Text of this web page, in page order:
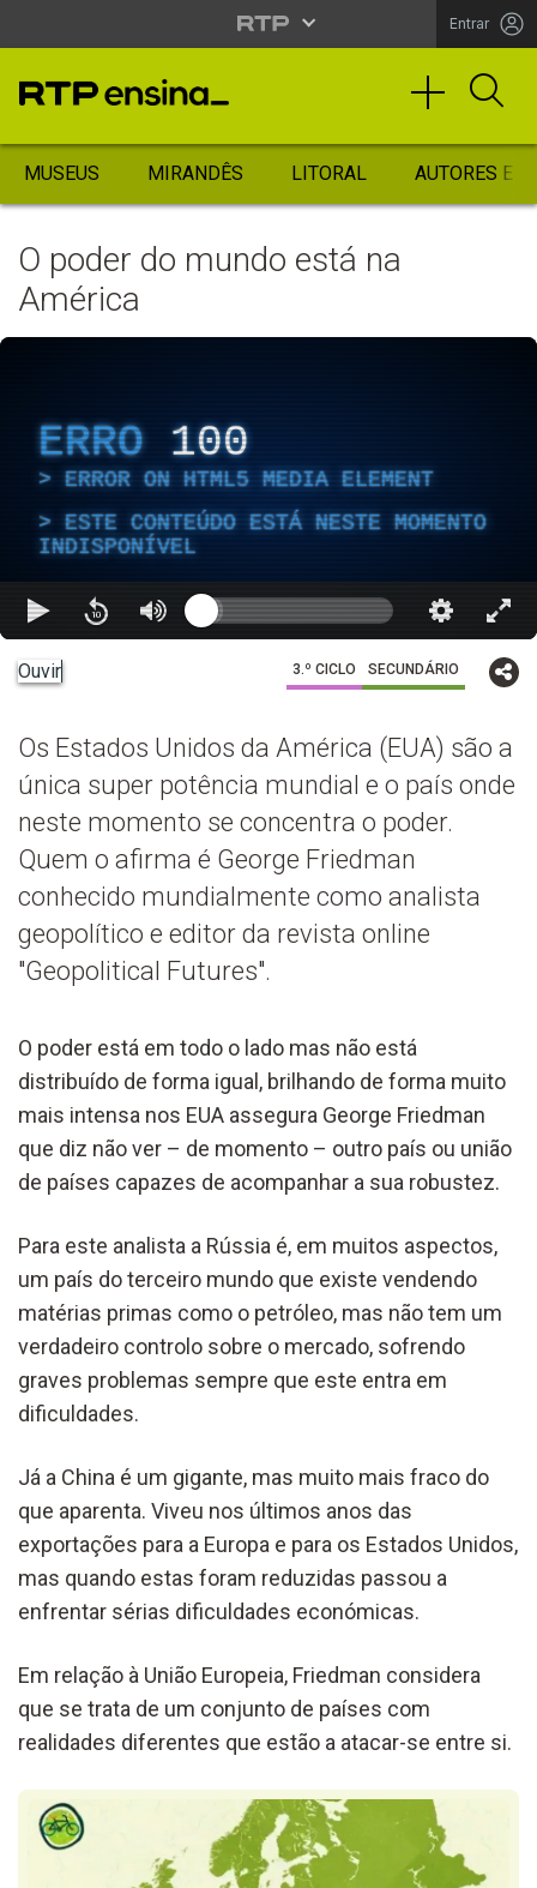
Entrar
MUSEUS MIRANDÊS LITORAL AUTORES
O poder do mundo está na
América
ERRO 100
ERROR ON HTML5 MEDIA ELEMENT
ESTE CONTEÚDO ESTÁ NESTE MOMENTO
INDISPONÍVEL
Ouvir 3.º CICLO SECUNDÁRIO
Os Estados Unidos da América (EUA) são a
única super potência mundial e o país onde
neste momento se concentra o poder.
Quem o afirma é George Friedman
conhecido mundialmente como analista
geopolítico e editor da revista online
"Geopolitical Futures".
O poder está em todo o lado mas não está
distribuído de forma igual, brilhando de forma muito
mais intensa nos EUA assegura George Friedman
que diz não ver – de momento – outro país ou união
de países capazes de acompanhar a sua robustez.
Para este analista a Rússia é, em muitos aspectos,
um país do terceiro mundo que existe vendendo
matérias primas como o petróleo, mas não tem um
verdadeiro controlo sobre o mercado, sofrendo
graves problemas sempre que este entra em
dificuldades.
Já a China é um gigante, mas muito mais fraco do
que aparenta. Viveu nos últimos anos das
exportações para a Europa e para os Estados Unidos,
mas quando estas foram reduzidas passou a
enfrentar sérias dificuldades económicas.
Em relação à União Europeia, Friedman considera
que se trata de um conjunto de países com
realidades diferentes que estão a atacar-se entre si.